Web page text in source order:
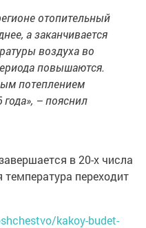
отопительный
а заканчивается
воздуха во
повышаются.
потеплением
года», – пояснил
в 20-х числа
температура переходит
kakoy-budet-